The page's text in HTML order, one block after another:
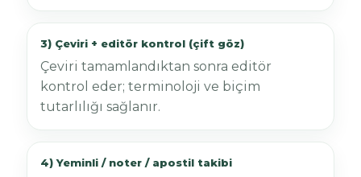
3) Çeviri + editör kontrol (çift göz)
Çeviri tamamlandıktan sonra editör
kontrol eder; terminoloji ve biçim
tutarlılığı sağlanır.
4) Yeminli / noter / apostil takibi